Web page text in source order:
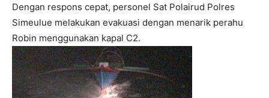
Dengan respons cepat, personel Sat Polairud Polres
Simeulue melakukan evakuasi dengan menarik perahu
Robin menggunakan kapal C2.